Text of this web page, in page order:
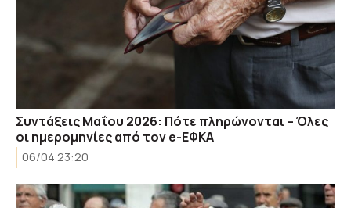
Συντάξεις Μαΐου 2026: Πότε πληρώνονται – Όλες
οι ημερομηνίες από τον e-ΕΦΚΑ
06/04 23:20